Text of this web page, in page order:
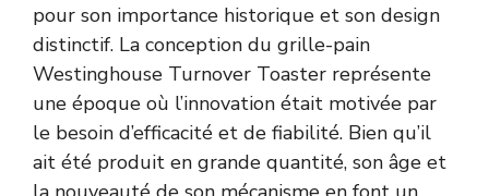
pour son importance historique et son design
distinctif. La conception du grille-pain
Westinghouse Turnover Toaster représente
une époque où l’innovation était motivée par
le besoin d’efficacité et de fiabilité. Bien qu’il
ait été produit en grande quantité, son âge et